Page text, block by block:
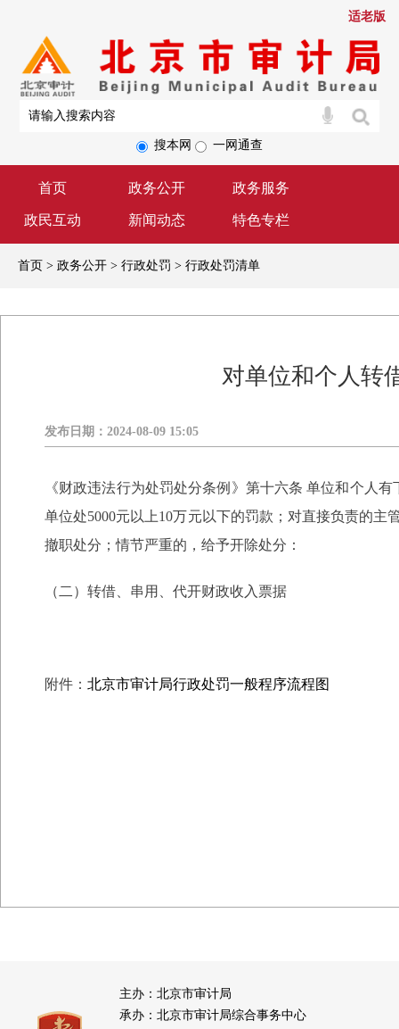
适老版
首页 政务公开 政务服务
政民互动 新闻动态 特色专栏
搜本网 一网通查
首页 > 政务公开 > 行政处罚 > 行政处罚清单
对单位和个人转
发布日期： 2024-08-09 15:05
《财政违法行为处罚处分条例》第十六条 单位和个人
单位处5000元以上10万元以下的罚款；对直接负责的
撤职处分；情节严重的，给予开除处分：
（二）转借、串用、代开财政收入票据
附件： 北京市审计局行政处罚一般程序流程图
主办：北京市审计局
承办：北京市审计局综合事务中心